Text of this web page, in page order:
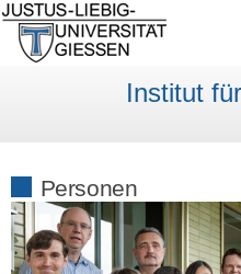
Institut
Personen